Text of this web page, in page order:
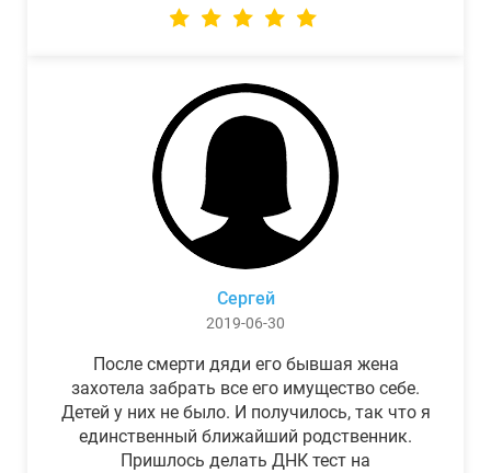
Сергей
2019-06-30
После смерти дяди его бывшая жена
захотела забрать все его имущество себе.
Детей у них не было. И получилось, так что я
единственный ближайший родственник.
Пришлось делать ДНК тест на